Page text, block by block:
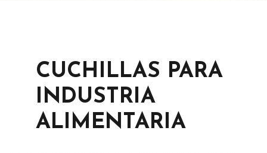
CUCHILLAS PARA
INDUSTRIA
ALIMENTARIA